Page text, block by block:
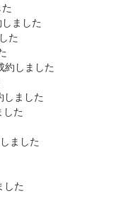
ました
た
しました
ました
た
ました
した